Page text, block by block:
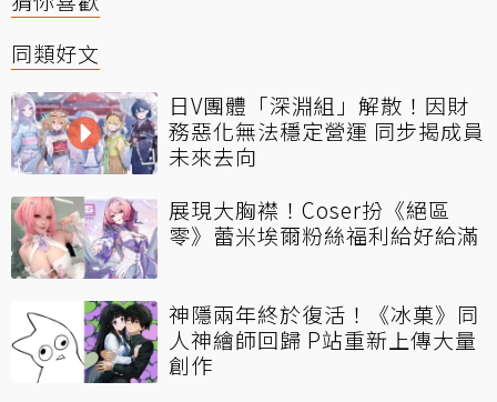
同類好文
日V團體「深淵組」解散！因財
務惡化無法穩定營運 同步揭成員
未來去向
展現大胸襟！Coser扮《絕區
零》蕾米埃爾粉絲福利給好給滿
神隱兩年終於復活！《冰菓》同
人神繪師回歸 P站重新上傳大量
創作